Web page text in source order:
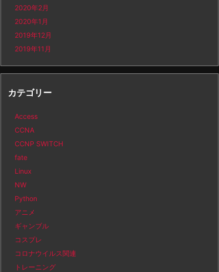
2020年2月
2020年1月
2019年12月
2019年11月
カテゴリー
Access
CCNA
CCNP SWITCH
fate
Linux
NW
Python
アニメ
ギャンブル
コスプレ
コロナウイルス関連
トレーニング